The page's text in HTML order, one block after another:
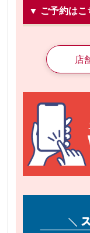
▼ ご予約はこ
店